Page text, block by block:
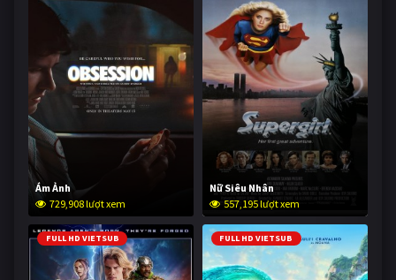
Ám Ảnh
729,908 lượt xem
Nữ Siêu Nhân
557,195 lượt xem
FULL HD VIETSUB FULL HD VIETSUB